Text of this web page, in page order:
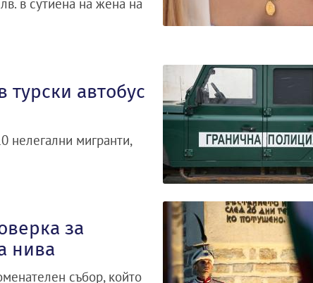
в сутиена на жена на
турски автобус
нелегални мигранти,
за
нива
събор, който